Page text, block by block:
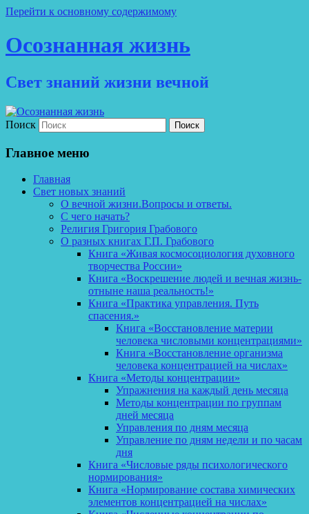
Перейти к основному содержимому
Осознанная жизнь
Свет знаний жизни вечной
Поиск
Главное меню
Главная
Свет новых знаний
О вечной жизни.Вопросы и ответы.
С чего начать?
Религия Григория Грабового
О разных книгах Г.П. Грабового
Книга «Живая космосоциология духовного
творчества России»
Книга «Воскрешение людей и вечная жизнь-
отныне наша реальность!»
Книга «Практика управления. Путь
спасения.»
Книга «Восстановление материи
человека числовыми концентрациями»
Книга «Восстановление организма
человека концентрацией на числах»
Книга «Методы концентрации»
Упражнения на каждый день месяца
Методы концентрации по группам
дней месяца
Управления по дням месяца
Управление по дням недели и по часам
дня
Книга «Числовые ряды психологического
нормирования»
Книга «Нормирование состава химических
элементов концентрацией на числах»